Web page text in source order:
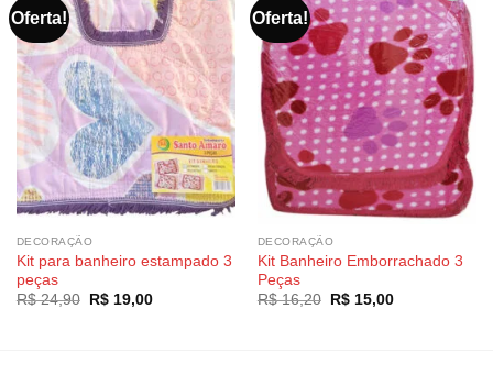
Oferta!
DECORAÇÃO
Kit para banheiro estampado 3
peças
R$24,90
O
R$19,00O
Oferta!
DECORAÇÃO
Kit Banheiro Emborrachado 3
Peças
R$16,20
O
R$15,00O